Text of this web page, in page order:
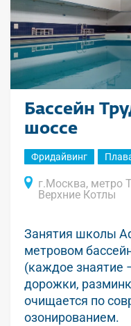
Бассейн
шоссе
Фридайвинг
г.Москва, метро
Верхние Котлы
Занятия школы
метровом
(каждое знаятие
дорожки,
очищается по
озонированием.